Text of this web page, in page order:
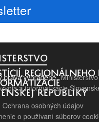
práva vyhradené.
a informatizácie
Ochrana osobných údajov
o používaní súborov